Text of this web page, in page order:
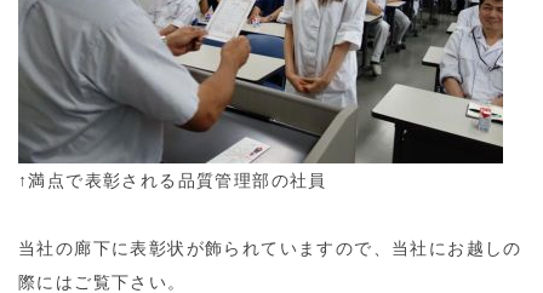
↑満点で表彰される品質管理部の社員
当社の廊下に表彰状が飾られていますので、当社にお越しの
際にはご覧下さい。